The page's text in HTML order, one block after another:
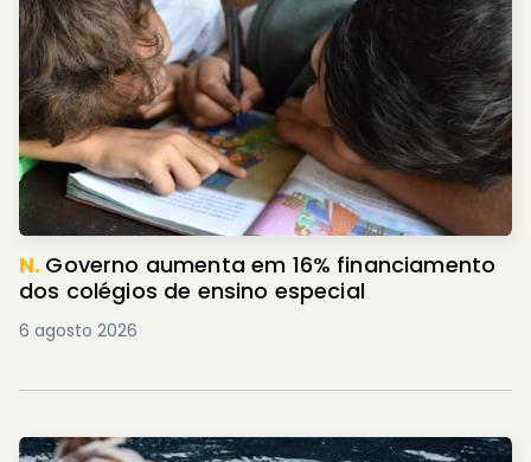
N. Governo aumenta em 16% financiamento
dos colégios de ensino especial
6 agosto 2026